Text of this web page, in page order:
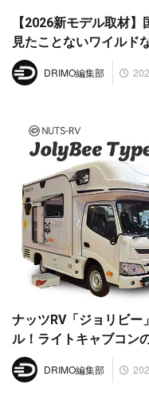
【2026新モデル取材
見たことないワイルド
DRIMO編集部
ナッツRV「ジョリビ
ル！ライトキャブコン
DRIMO編集部